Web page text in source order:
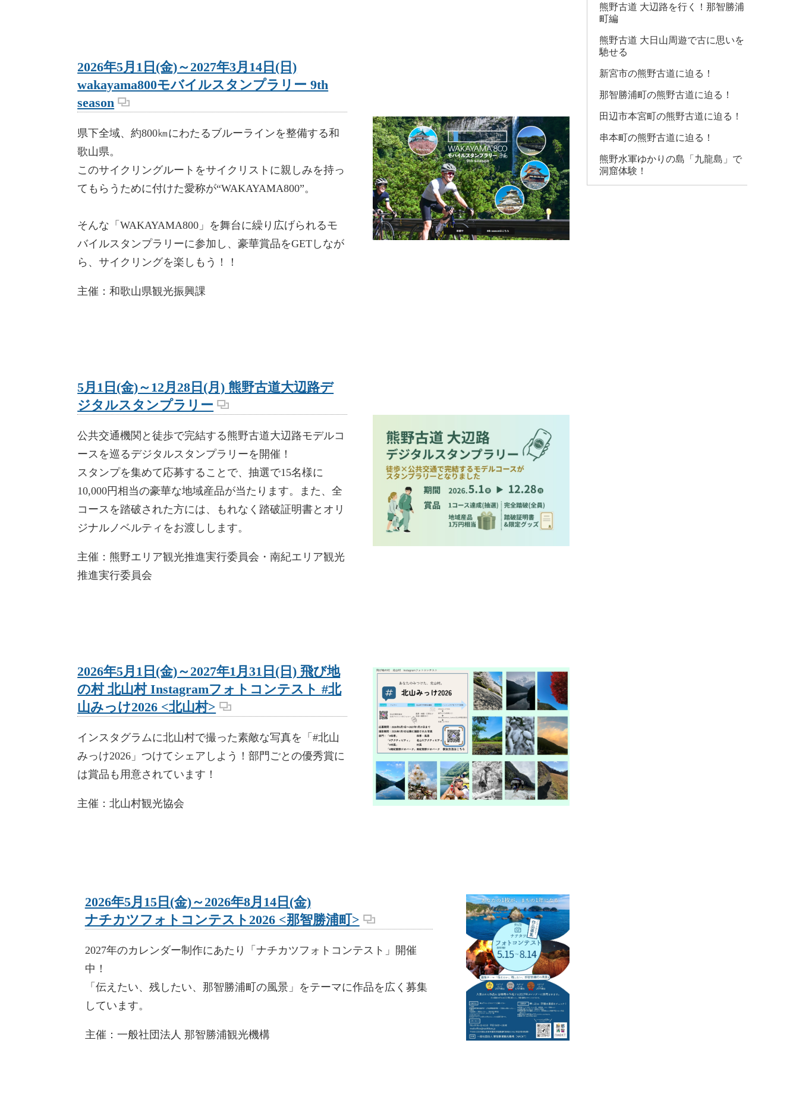
2026年5月1日(金)～2027年3月14日(日)
wakayama800モバイルスタンプラリー 9th
season
県下全域、約800㎞にわたるブルーラインを整備する和
歌山県。
このサイクリングルートをサイクリストに親しみを持っ
てもらうために付けた愛称が“WAKAYAMA800”。
そんな「WAKAYAMA800」を舞台に繰り広げられるモ
バイルスタンプラリーに参加し、豪華賞品をGETしなが
ら、サイクリングを楽しもう！！
主催：和歌山県観光振興課
5月1日(金)～12月28日(月) 熊野古道大辺路デ
ジタルスタンプラリー
公共交通機関と徒歩で完結する熊野古道大辺路モデルコ
ースを巡るデジタルスタンプラリーを開催！
スタンプを集めて応募することで、抽選で15名様に
10,000円相当の豪華な地域産品が当たります。また、全
コースを踏破された方には、もれなく踏破証明書とオリ
ジナルノベルティをお渡しします。
主催：熊野エリア観光推進実行委員会・南紀エリア観光
推進実行委員会
2026年5月1日(金)～2027年1月31日(日) 飛び地
の村 北山村 Instagramフォトコンテスト #北
山みっけ2026 <北山村>
インスタグラムに北山村で撮った素敵な写真を「#北山
みっけ2026」つけてシェアしよう！部門ごとの優秀賞に
は賞品も用意されています！
主催：北山村観光協会
2026年5月15日(金)～2026年8月14日(金)
ナチカツフォトコンテスト2026 <那智勝浦町>
2027年のカレンダー制作にあたり「ナチカツフォトコンテスト」開催
中！
「伝えたい、残したい、那智勝浦町の風景」をテーマに作品を広く募集
しています。
主催：一般社団法人 那智勝浦観光機構
熊野古道 大辺路を行く！那智勝浦
町編
熊野古道 大日山周遊で古に思いを
馳せる
新宮市の熊野古道に迫る！
那智勝浦町の熊野古道に迫る！
田辺市本宮町の熊野古道に迫る！
串本町の熊野古道に迫る！
熊野水軍ゆかりの島「九龍島」で
洞窟体験！